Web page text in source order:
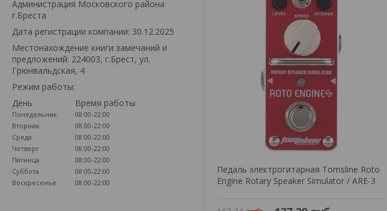
Администрация Московского района
г.Бреста
Дата регистрации компании: 30.12.2025
Местонахождение книги замечаний и
предложений: 224003, г.Брест, ул.
Грюнвальдская, 4
Режим работы:
День
Время работы
Понедельник
08:00-22:00
Вторник
08:00-22:00
Среда
08:00-22:00
Четверг
08:00-22:00
Пятница
08:00-22:00
Суббота
08:00-22:00
Воскресенье
08:00-22:00
Педаль электрогитарная Tomsline Roto
Engine Rotary Speaker Simulator / ARE-3